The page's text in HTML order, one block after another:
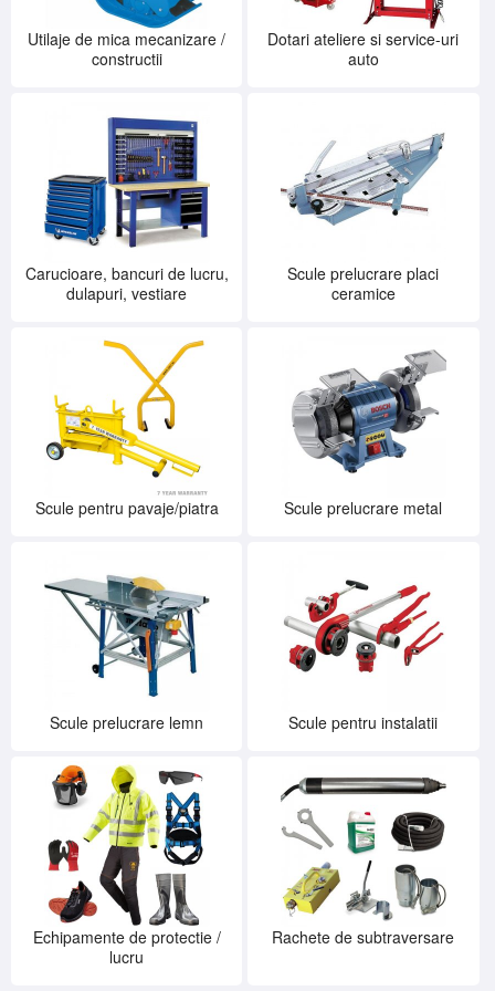
Utilaje de mica mecanizare /
constructii
Dotari ateliere si service-uri
auto
Carucioare, bancuri de lucru,
dulapuri, vestiare
Scule prelucrare placi
ceramice
Scule pentru pavaje/piatra Scule prelucrare metal
Scule prelucrare lemn Scule pentru instalatii
Echipamente de protectie /
lucru
Rachete de subtraversare